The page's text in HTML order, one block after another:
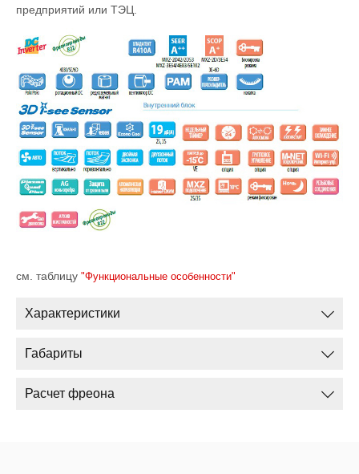
предприятий или ТЭЦ.
см. таблицу "Функциональные особенности"
Характеристики
Габариты
Расчет фреона